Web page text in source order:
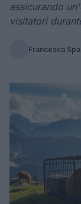
assicurando
visitatori
Francesca